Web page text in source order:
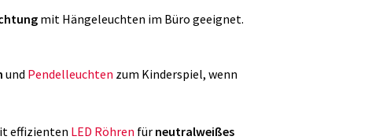
mit Hängeleuchten im Büro geeignet.
und Pendelleuchten zum Kinderspiel, wenn
effizienten LED Röhren für neutralweißes